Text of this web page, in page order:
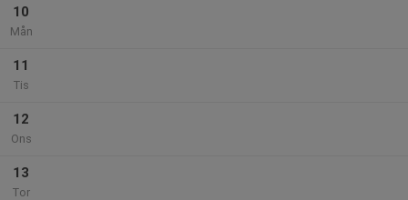
10
Mån
11
Tis
12
Ons
13
Tor